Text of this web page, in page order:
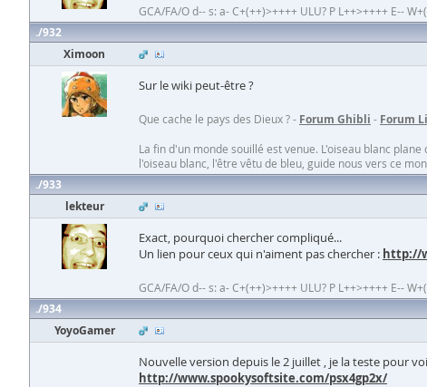
GCA/FA/O d-- s: a- C+(++)>++++ ULU? P L++>++++ E--
932
Ximoon
Sur le wiki peut-être ?
Que cache le pays des Dieux ? - Forum Ghibli - Forum
La fin d'un monde souillé est venue. L'oiseau blanc
l'oiseau blanc, l'être vêtu de bleu, guide nous vers ce
933
lekteur
Exact, pourquoi chercher compliqué...
Un lien pour ceux qui n'aiment pas chercher : http://
GCA/FA/O d-- s: a- C+(++)>++++ ULU? P L++>++++ E--
934
YoyoGamer
Nouvelle version depuis le 2 juillet , je la teste pour
http://www.spookysoftsite.com/psx4gp2x/